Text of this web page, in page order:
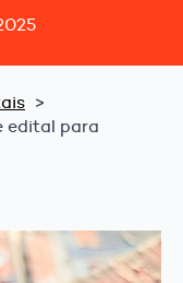
edital para